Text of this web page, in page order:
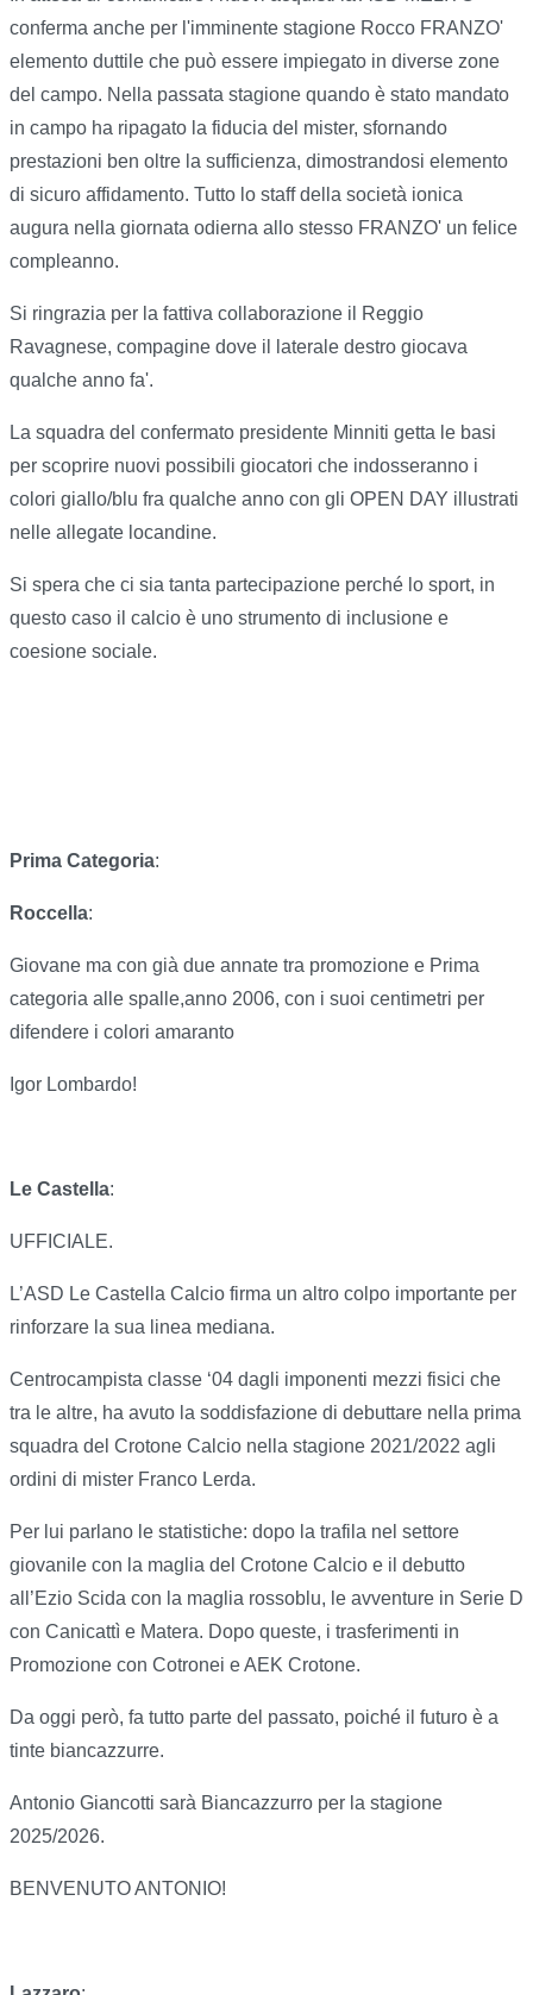
conferma anche per l'imminente stagione Rocco FRANZO'
elemento duttile che può essere impiegato in diverse zone
del campo. Nella passata stagione quando è stato mandato
in campo ha ripagato la fiducia del mister, sfornando
prestazioni ben oltre la sufficienza, dimostrandosi elemento
di sicuro affidamento. Tutto lo staff della società ionica
augura nella giornata odierna allo stesso FRANZO' un felice
compleanno.
Si ringrazia per la fattiva collaborazione il Reggio
Ravagnese, compagine dove il laterale destro giocava
qualche anno fa'.
La squadra del confermato presidente Minniti getta le basi
per scoprire nuovi possibili giocatori che indosseranno i
colori giallo/blu fra qualche anno con gli OPEN DAY illustrati
nelle allegate locandine.
Si spera che ci sia tanta partecipazione perché lo sport, in
questo caso il calcio è uno strumento di inclusione e
coesione sociale.
Prima Categoria:
Roccella:
Giovane ma con già due annate tra promozione e Prima
categoria alle spalle,anno 2006, con i suoi centimetri per
difendere i colori amaranto
Igor Lombardo!
Le Castella:
UFFICIALE.
L’ASD Le Castella Calcio firma un altro colpo importante per
rinforzare la sua linea mediana.
Centrocampista classe ‘04 dagli imponenti mezzi fisici che
tra le altre, ha avuto la soddisfazione di debuttare nella prima
squadra del Crotone Calcio nella stagione 2021/2022 agli
ordini di mister Franco Lerda.
Per lui parlano le statistiche: dopo la trafila nel settore
giovanile con la maglia del Crotone Calcio e il debutto
all’Ezio Scida con la maglia rossoblu, le avventure in Serie D
con Canicattì e Matera. Dopo queste, i trasferimenti in
Promozione con Cotronei e AEK Crotone.
Da oggi però, fa tutto parte del passato, poiché il futuro è a
tinte biancazzurre.
Antonio Giancotti sarà Biancazzurro per la stagione
2025/2026.
BENVENUTO ANTONIO!